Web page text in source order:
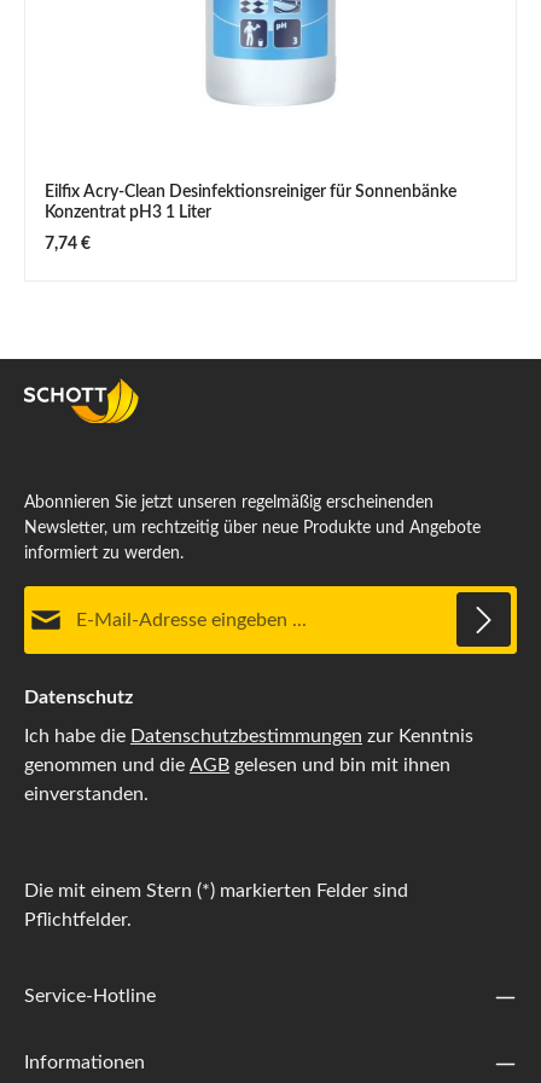
Eilfix Acry-Clean Desinfektionsreiniger für Sonnenbänke
Konzentrat pH3 1 Liter
Regulärer Preis:
7,74 €
Abonnieren Sie jetzt unseren regelmäßig erscheinenden
Newsletter, um rechtzeitig über neue Produkte und Angebote
informiert zu werden.
Datenschutz
Ich habe die Datenschutzbestimmungen zur Kenntnis
genommen und die AGB gelesen und bin mit ihnen
einverstanden.
Die mit einem Stern (*) markierten Felder sind
Pflichtfelder.
Service-Hotline
Informationen